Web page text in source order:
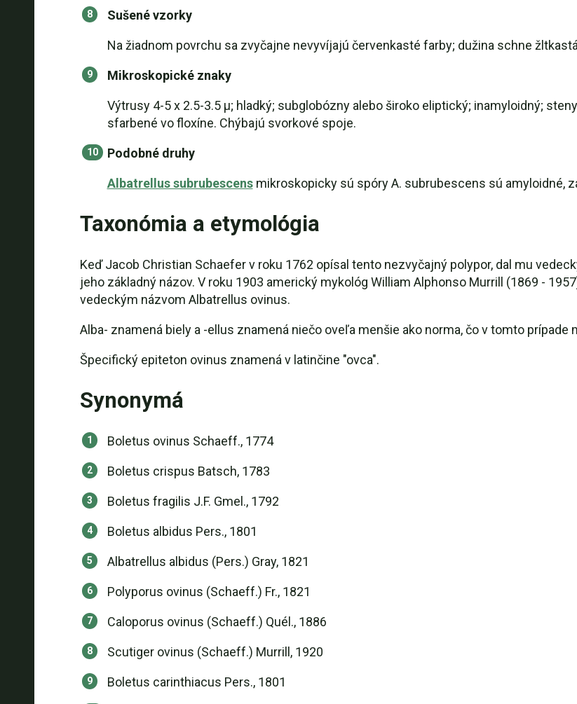
Sušené vzorky
Na žiadnom povrchu sa zvyčajne nevyvíjajú červenkasté farby; dužina schne
Mikroskopické znaky
Výtrusy 4-5 x 2.5-3.5 µ; hladký; subglobózny alebo široko eliptický; inamyloidný;
sfarbené vo floxíne. Chýbajú svorkové spoje.
Podobné druhy
Albatrellus subrubescensmikroskopicky sú spóry A. subrubescens sú amyloidné,
Taxonómia a etymológia
Keď Jacob Christian Schaefer v roku 1762 opísal tento nezvyčajný polypor, dal mu
jeho základný názov. V roku 1903 americký mykológ William Alphonso Murrill (1869 -
vedeckým názvom Albatrellus ovinus.
Alba- znamená biely a -ellus znamená niečo oveľa menšie ako norma, čo v tomto prípade
Špecifický epiteton ovinus znamená v latinčine "ovca".
Synonymá
Boletus ovinus Schaeff., 1774
Boletus crispus Batsch, 1783
Boletus fragilis J.F. Gmel., 1792
Boletus albidus Pers., 1801
Albatrellus albidus (Pers.) Gray, 1821
Polyporus ovinus (Schaeff.) Fr., 1821
Caloporus ovinus (Schaeff.) Quél., 1886
Scutiger ovinus (Schaeff.) Murrill, 1920
Boletus carinthiacus Pers., 1801